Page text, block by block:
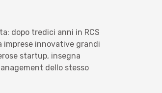
dopo tredici anni in RCS
imprese innovative grandi
startup, insegna
dello stesso